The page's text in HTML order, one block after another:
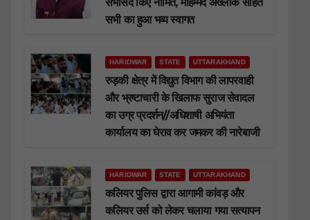
सभी का हुआ भव्य स्वागत
HARIDWAR STATE UTTARAKHAND
रुड़की क्षेत्र में विद्युत विभाग की लापरवाही
और भ्रष्टाचारी के खिलाफ सुराज सेवादल
का उग्र प्रदर्शन//अधिशाषी अभियंता
कार्यालय का घेराव कर जमकर की नारेबाजी
HARIDWAR STATE UTTARAKHAND
कलियर पुलिस द्वारा आगामी कांवड़ और
कलियर उर्स को लेकर चलाया गया सत्यापन